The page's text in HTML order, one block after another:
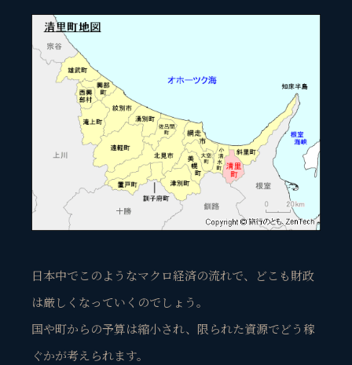
日本中でこのようなマクロ経済の流れで、どこも財政
は厳しくなっていくのでしょう。
国や町からの予算は縮小され、限られた資源でどう稼
ぐかが考えられます。